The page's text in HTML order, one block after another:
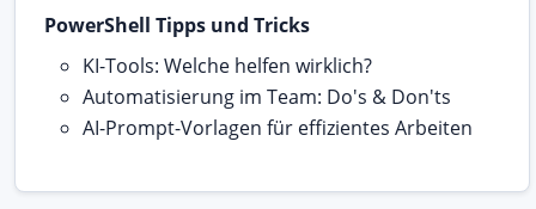
PowerShell Tipps und Tricks
KI-Tools: Welche helfen wirklich?
Automatisierung im Team: Do's & Don'ts
AI-Prompt-Vorlagen für effizientes Arbeiten